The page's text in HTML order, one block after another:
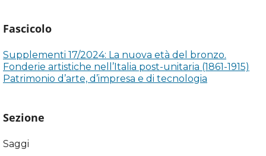
Fascicolo
Supplementi 17/2024: La nuova età del bronzo.
Fonderie artistiche nell’Italia post-unitaria (1861-1915)
Patrimonio d’arte, d’impresa e di tecnologia
Sezione
Saggi